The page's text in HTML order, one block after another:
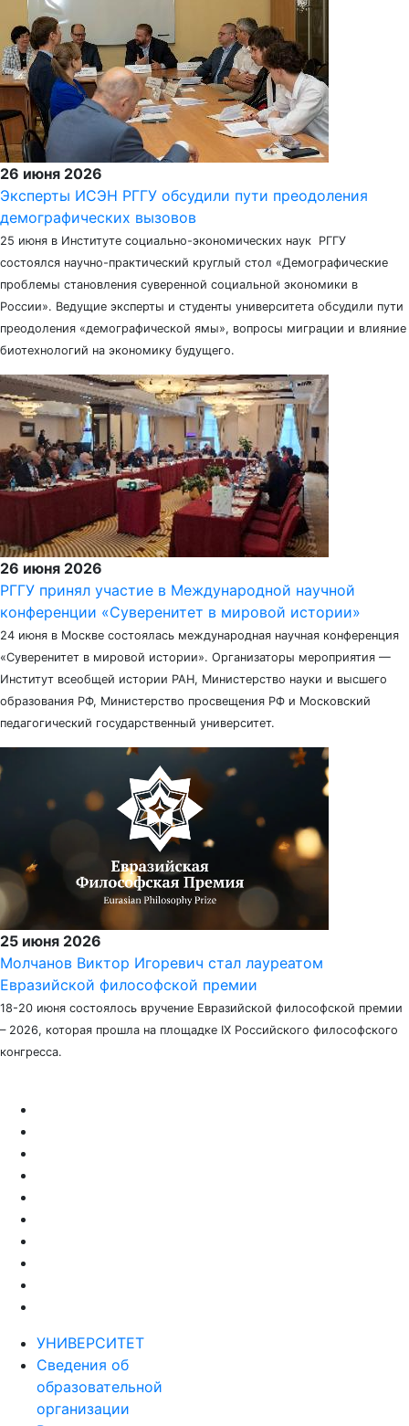
26 июня 2026
Эксперты ИСЭН РГГУ обсудили пути преодоления
демографических вызовов
25 июня в Институте социально-экономических наук РГГУ
состоялся научно-практический круглый стол «Демографические
проблемы становления суверенной социальной экономики в
России». Ведущие эксперты и студенты университета обсудили пути
преодоления «демографической ямы», вопросы миграции и влияние
биотехнологий на экономику будущего.
26 июня 2026
РГГУ принял участие в Международной научной
конференции «Суверенитет в мировой истории»
24 июня в Москве состоялась международная научная конференция
«Суверенитет в мировой истории». Организаторы мероприятия —
Институт всеобщей истории РАН, Министерство науки и высшего
образования РФ, Министерство просвещения РФ и Московский
педагогический государственный университет.
25 июня 2026
Молчанов Виктор Игоревич стал лауреатом
Евразийской философской премии
18-20 июня состоялось вручение Евразийской философской премии
– 2026, которая прошла на площадке IX Российского философского
конгресса.
УНИВЕРСИТЕТ
Сведения об
образовательной
организации